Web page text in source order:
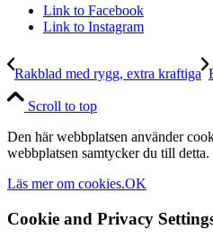
Link to Facebook
Link to Instagram
Rakblad med rygg, extra kraftiga
Scroll to top
Den här webbplatsen använder
webbplatsen samtycker du till detta.
Läs mer om cookies.OK
Cookie and Privacy